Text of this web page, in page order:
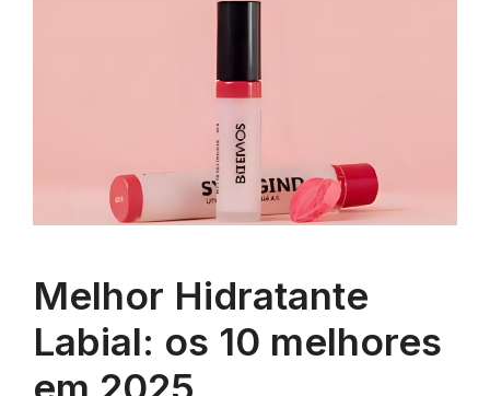
Melhor Hidratante
Labial: os 10 melhores